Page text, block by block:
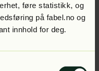
føre statistikk, og
på fabel.no og
innhold for deg.